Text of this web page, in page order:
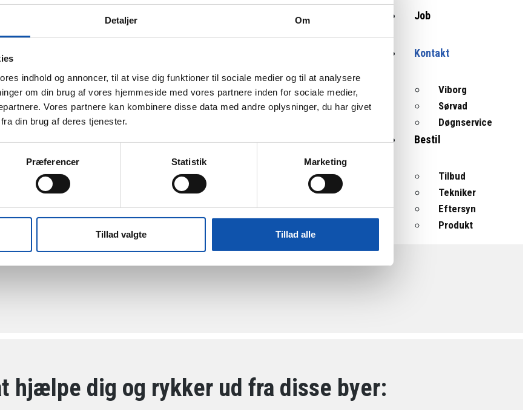
Detaljer Om
indhold og annoncer, til at vise dig funktioner til sociale medier og til at analysere
om din brug af vores hjemmeside med vores partnere inden for sociale medier,
Vores partnere kan kombinere disse data med andre oplysninger, du har givet
din brug af deres tjenester.
Præferencer Statistik Marketing
Tillad valgte Tillad alle
Job
Kontakt
Viborg
Sørvad
Døgnservice
Bestil
Tilbud
Tekniker
Eftersyn
Produkt
hjælpe dig og rykker ud fra disse byer: